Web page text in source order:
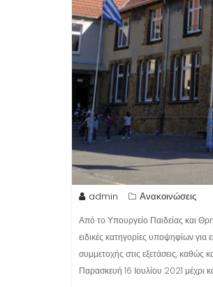
admin Ανακοινώσεις
Από το Υπουργείο Παιδείας και
ειδικές κατηγορίες υποψηφίων
συμμετοχής στις εξετάσεις, καθώς
Παρασκευή 16 Ιουλίου 2021 μέχρι